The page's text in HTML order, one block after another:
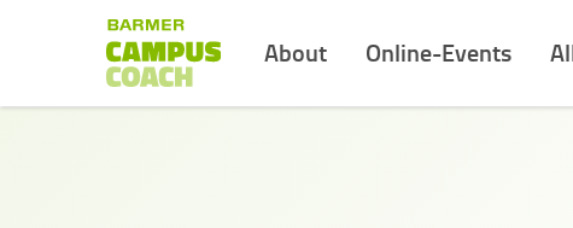
About Online-Events